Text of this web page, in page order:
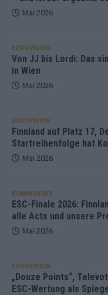
Mai 2026
EUROVISION
Von JJ bis Lordi: Das
in Wien
Mai 2026
EUROVISION
Finnland auf Platz 17,
Startreihenfolge hat
Mai 2026
KOMMENTAR
ESC-Finale 2026:
alle Acts und unsere
Mai 2026
EUROVISION
„Douze Points“,
ESC-Wertung als